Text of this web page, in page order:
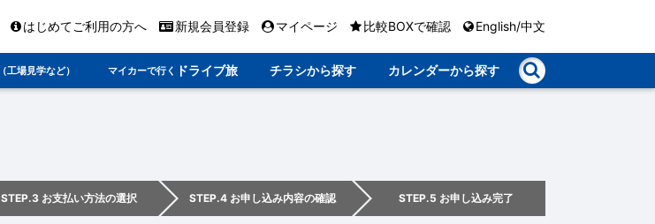
はじめてご利用の方へ 新規会員登録 マイページ 比較BOXで確認 English/中文
（工場見学など） マイカーで行く ドライブ旅 チラシから探す カレンダーから探す
STEP.3 お支払い方法の選択 STEP.4 お申し込み内容の確認 STEP.5 お申し込み完了